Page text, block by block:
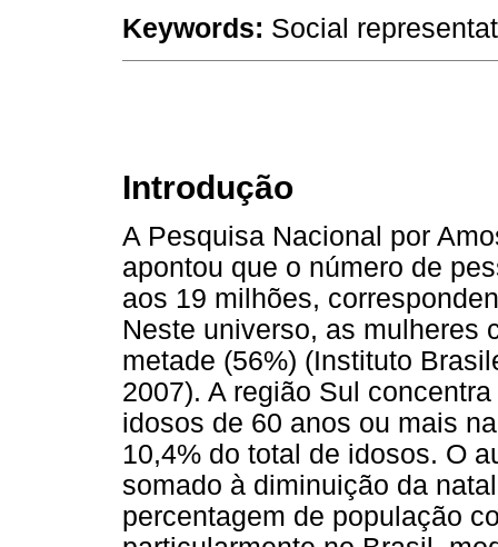
Keywords: Social
Introdução
A Pesquisa Nacional por
apontou que o número de
aos 19 milhões,
Neste universo, as mulheres
metade (56%) (Instituto
2007). A região Sul
idosos de 60 anos ou mais
10,4% do total de idosos. O
somado à diminuição da
percentagem de população